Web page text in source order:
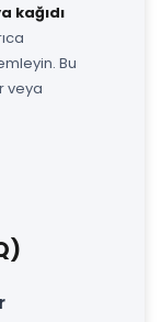
kağıdı
Bu
veya